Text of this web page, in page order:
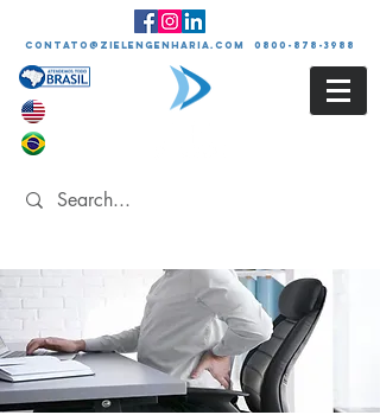
contato@zielengenharia.com 0800-878-3988